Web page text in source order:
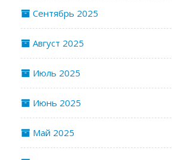
Сентябрь 2025
Август 2025
Июль 2025
Июнь 2025
Май 2025